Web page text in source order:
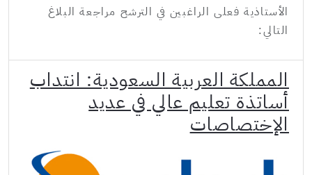
الأستاذية فعلى الراغبين في الترشح مراجعة البلاغ
التالي:
المملكة العربية السعودية: انتداب
أساتذة تعليم عالي في عديد
الإختصاصات